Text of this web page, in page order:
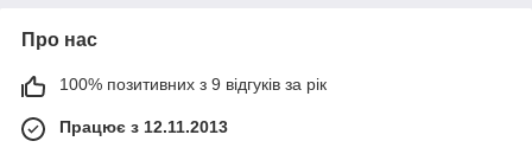
Про нас
100% позитивних з 9 відгуків за рік
Працює з 12.11.2013